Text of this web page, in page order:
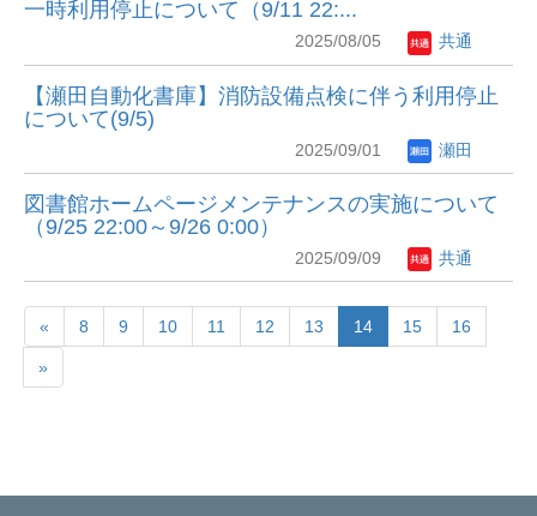
一時利用停止について（9/11 22:...
2025/08/05 共通
【瀬田自動化書庫】消防設備点検に伴う利用停止
について(9/5)
2025/09/01 瀬田
図書館ホームページメンテナンスの実施について
（9/25 22:00～9/26 0:00）
2025/09/09 共通
« 8 9 10 11 12 13 14 15 16
»